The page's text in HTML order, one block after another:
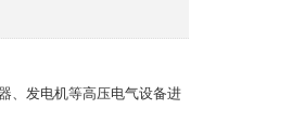
、发电机等高压电气设备进